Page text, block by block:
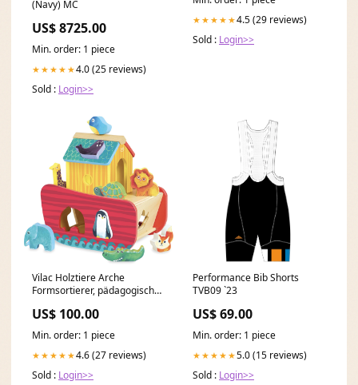
(Navy) MC
US$ 8725.00
Min. order: 1 piece
★★★★★4.0 (25 reviews)
Sold : Login>>
★★★★★4.5 (29 reviews)
Sold : Login>>
Vilac Holztiere Arche
Formsortierer, pädagogischer
für Kinder, 21 x 21 x 1
tsTopseller
US$ 100.00
Min. order: 1 piece
★★★★★4.6 (27 reviews)
Sold : Login>>
Performance Bib Shorts
TVB09 `23
US$ 69.00
Min. order: 1 piece
★★★★★5.0 (15 reviews)
Sold : Login>>